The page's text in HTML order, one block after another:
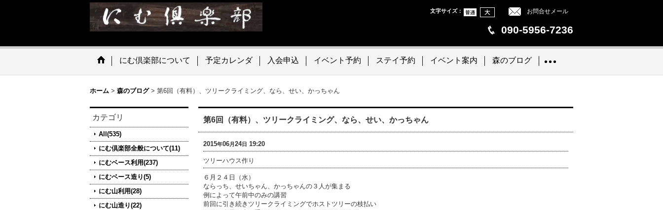
お問合せメール
文字サイズ：
090-5956-7236
にむ倶楽部について 予定カレンダ 入会申込 イベント予約 ステイ予約 イベント案内 森のブログ
ホーム > 森のブログ > 第6回（有料）、ツリークライミング、なら、せい、かっちゃん
カテゴリ
All(535)
にむ倶楽部全般について(11)
にむベース利用(237)
にむベース造り(5)
にむ山利用(28)
にむ山造り(22)
第6回（有料）、ツリークライミング、なら、せい、かっちゃん
2015年06月24日 19:20
ツリーハウス作り
６月２４日（水）
ならっち、せいちゃん、かっちゃんの３人が集まる
例によって午前中のみの講習
前回に引き続きツリークライミングでホストツリーの枝払い